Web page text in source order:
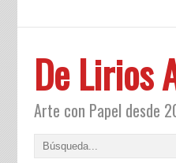
De Lirios
Arte con Papel desde